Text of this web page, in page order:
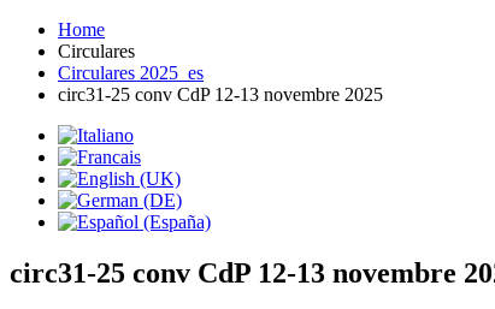
Home
Circulares
Circulares 2025_es
circ31-25 conv CdP 12-13 novembre 2025
circ31-25 conv CdP 12-13 novembre